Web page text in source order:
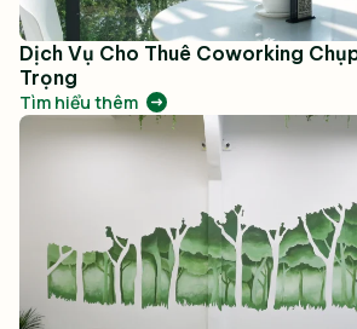
Dịch Vụ Cho Thuê Coworking
Trọng
Tìm hiểu thêm